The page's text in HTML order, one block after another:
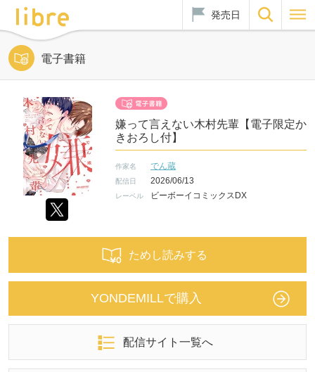
発売日
電子書籍
嫌って言えない木村先輩【電子限定か
きおろし付】
作家名 でん蔵
配信日 2026/06/13
レーベル ビーボーイコミックスDX
ためし読みする
YONDEMILLで購入
配信サイト一覧へ